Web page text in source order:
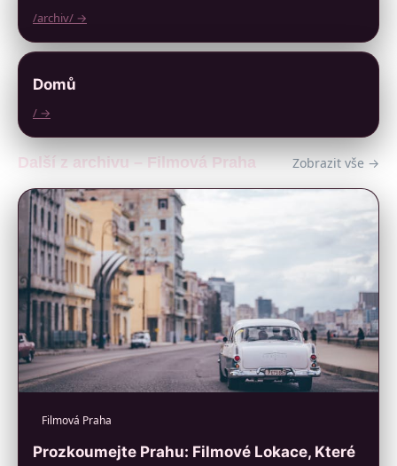
/archiv/ →
Domů
/ →
Další z archivu – Filmová Praha Zobrazit vše →
Filmová Praha
Prozkoumejte Prahu: Filmové Lokace, Které